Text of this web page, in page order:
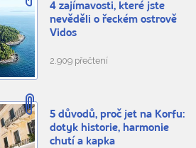
4 zajímavosti, které jste
nevěděli o řeckém ostrově
Vidos
2.909 přečtení
5 důvodů, proč jet na Korfu:
dotyk historie, harmonie
chutí a kapka